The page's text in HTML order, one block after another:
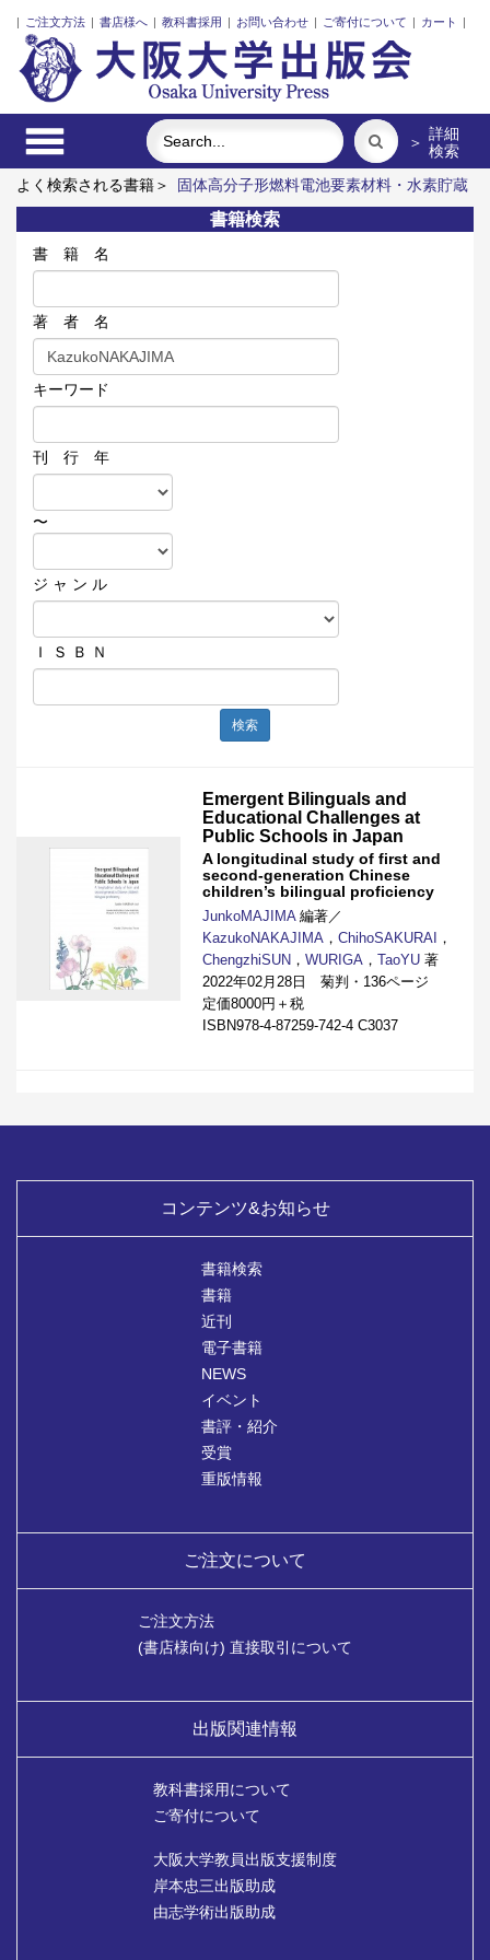
| ご注文方法 | 書店様へ | 教科書採用 | お問い合わせ | ご寄付について | カート |
＞ 詳細
検索
よく検索される書籍＞
固体高分子形燃料電池要素材料・水素貯蔵
材料の知的設計
レーザーとプラズマと粒子ビーム
明治・大
正・昭和の細菌学者たち
ポンプの流体力学
三人の藤野先生、
その生涯と交流
46景
書籍検索
書 籍 名
著 者 名
キーワード
刊 行 年
〜
ジ ャ ン ル
Ｉ Ｓ Ｂ Ｎ
検索
Emergent Bilinguals and
Educational Challenges at
Public Schools in Japan
A longitudinal study of first and
second-generation Chinese
children’s bilingual proficiency
JunkoMAJIMA 編著／
KazukoNAKAJIMA ， ChihoSAKURAI ，
ChengzhiSUN ， WURIGA ， TaoYU 著
2022年02月28日 菊判・136ページ
定価8000円＋税
ISBN978-4-87259-742-4 C3037
コンテンツ&お知らせ
書籍検索
書籍
近刊
電子書籍
NEWS
イベント
書評・紹介
受賞
重版情報
ご注文について
ご注文方法
(書店様向け) 直接取引について
出版関連情報
教科書採用について
ご寄付について
大阪大学教員出版支援制度
岸本忠三出版助成
由志学術出版助成